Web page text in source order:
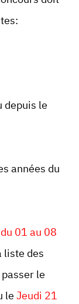
depuis le
années du
du 01 au 08
liste des
le
leJeudi 21